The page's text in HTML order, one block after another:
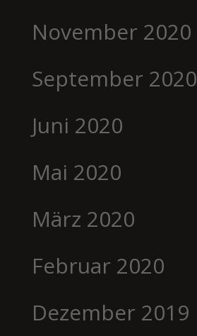
November 2020
September 2020
Juni 2020
Mai 2020
März 2020
Februar 2020
Dezember 2019